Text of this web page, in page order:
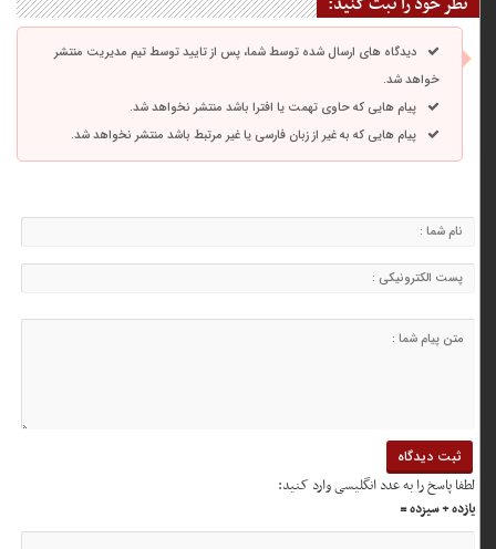
دیدگاه های ارسال شده توسط شما، پس از تایید توسط تیم مدیریت منتشر
خواهد شد.
پیام هایی که حاوی تهمت یا افترا باشد منتشر نخواهد شد.
پیام هایی که به غیر از زبان فارسی یا غیر مرتبط باشد منتشر نخواهد شد.
لطفا پاسخ را به عدد انگلیسی وارد کنید:
یازده + سیزده =